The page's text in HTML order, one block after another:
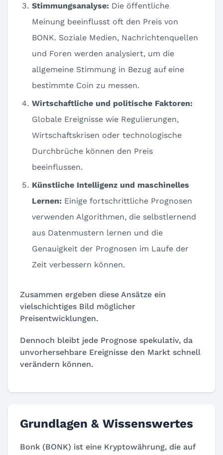
Stimmungsanalyse: Die öffentliche
Meinung beeinflusst oft den Preis von
BONK. Soziale Medien, Nachrichtenquellen
und Foren werden analysiert, um die
allgemeine Stimmung in Bezug auf eine
bestimmte Coin zu messen.
Wirtschaftliche und politische Faktoren:
Globale Ereignisse wie Regulierungen,
Wirtschaftskrisen oder technologische
Durchbrüche können den Preis
beeinflussen.
Künstliche Intelligenz und maschinelles
Lernen: Einige fortschrittliche Prognosen
verwenden Algorithmen, die selbstlernend
aus Datenmustern lernen und die
Genauigkeit der Prognosen im Laufe der
Zeit verbessern können.
Zusammen ergeben diese Ansätze ein
vielschichtiges Bild möglicher
Preisentwicklungen.
Dennoch bleibt jede Prognose spekulativ, da
unvorhersehbare Ereignisse den Markt schnell
verändern können.
Grundlagen & Wissenswertes
Bonk (BONK) ist eine Kryptowährung, die auf